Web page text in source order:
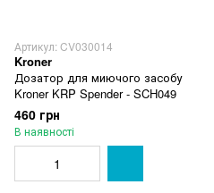
Артикул: CV030014
Kroner
Дозатор для миючого засобу
Kroner KRP Spender - SCH049
460 грн
В наявності